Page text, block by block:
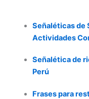
Señaléticas de
Actividades
Señalética de
Perú
Frases para